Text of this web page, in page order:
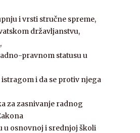
i vrsti stručne spreme,
državljanstvu,
pravnom statusu u
i da se protiv njega
za zasnivanje radnog
u osnovnoj i srednjoj školi